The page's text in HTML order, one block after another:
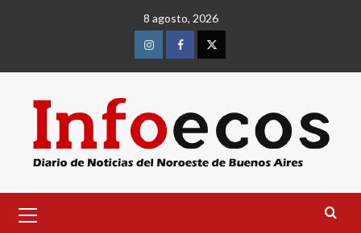
8 agosto, 2026
InstagramFacebookTwitter
primario